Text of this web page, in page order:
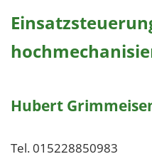
Hubert
Tel. 015228850983